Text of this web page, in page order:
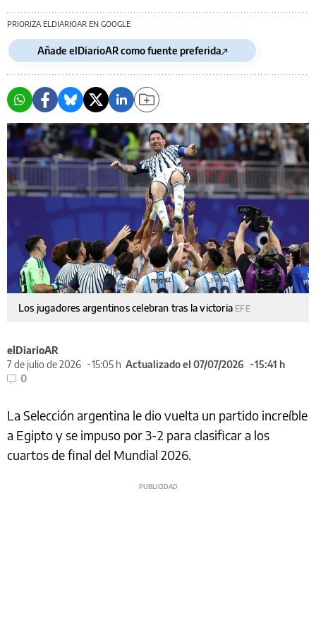
PRIORIZA ELDIARIOAR EN GOOGLE
Añade elDiarioAR como fuente preferida
Los jugadores argentinos celebran tras la victoria EFE
elDiarioAR
7 de julio de 2026
15:05 h Actualizado el 07/07/2026
15:41 h
0
La Selección argentina le dio vuelta un partido increíble
a Egipto y se impuso por 3-2 para clasificar a los
cuartos de final del Mundial 2026.